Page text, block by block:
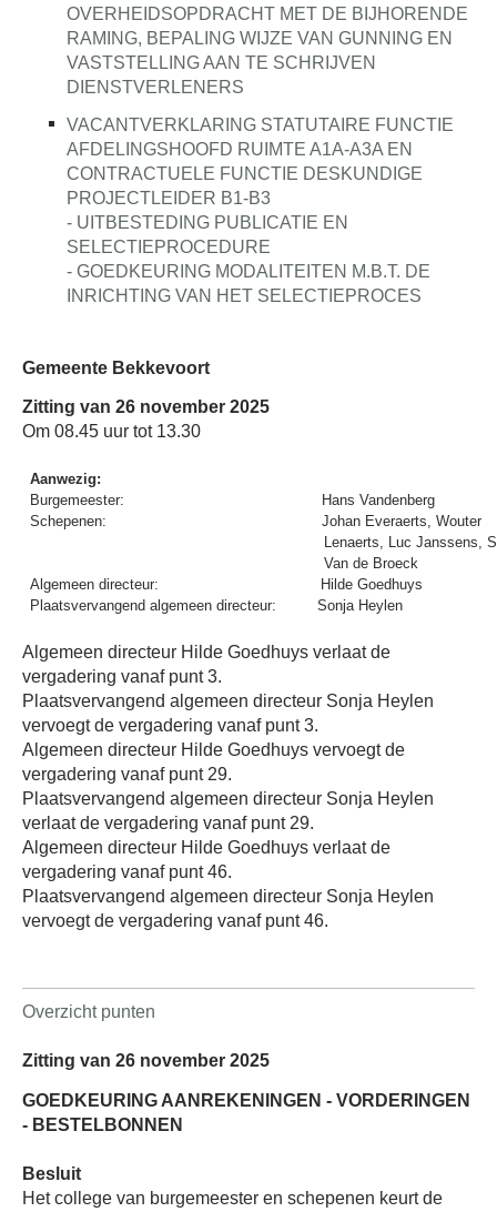
OVERHEIDSOPDRACHT MET DE BIJHORENDE
RAMING, BEPALING WIJZE VAN GUNNING EN
VASTSTELLING AAN TE SCHRIJVEN
DIENSTVERLENERS
VACANTVERKLARING STATUTAIRE FUNCTIE
AFDELINGSHOOFD RUIMTE A1A-A3A EN
CONTRACTUELE FUNCTIE DESKUNDIGE
PROJECTLEIDER B1-B3
- UITBESTEDING PUBLICATIE EN
SELECTIEPROCEDURE
- GOEDKEURING MODALITEITEN M.B.T. DE
INRICHTING VAN HET SELECTIEPROCES
Gemeente Bekkevoort
Zitting van 26 november 2025
Om 08.45 uur tot 13.30
Aanwezig:
Burgemeester:
Hans Vandenberg
Schepenen:
Johan Everaerts, Wouter
Lenaerts, Luc Janssens,
Van de Broeck
Algemeen directeur:
Hilde Goedhuys
Plaatsvervangend algemeen directeur:
Sonja Heylen
Algemeen directeur Hilde Goedhuys verlaat de
vergadering vanaf punt 3.
Plaatsvervangend algemeen directeur Sonja Heylen
vervoegt de vergadering vanaf punt 3.
Algemeen directeur Hilde Goedhuys vervoegt de
vergadering vanaf punt 29.
Plaatsvervangend algemeen directeur Sonja Heylen
verlaat de vergadering vanaf punt 29.
Algemeen directeur Hilde Goedhuys verlaat de
vergadering vanaf punt 46.
Plaatsvervangend algemeen directeur Sonja Heylen
vervoegt de vergadering vanaf punt 46.
Overzicht punten
Zitting van 26 november 2025
GOEDKEURING AANREKENINGEN - VORDERINGEN
- BESTELBONNEN
Besluit
Het college van burgemeester en schepenen keurt de